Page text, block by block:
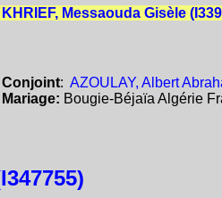
KHRIEF, Messaouda Gisèle
Conjoint:AZOULAY, Albert
Mariage: Bougie-Béjaïa Algérie